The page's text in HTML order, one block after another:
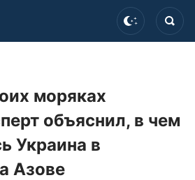
моряках
объяснил, в чем
Украина в
Азове